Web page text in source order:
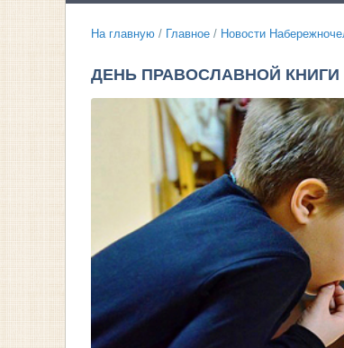
На главную / Главное / Новости
ДЕНЬ ПРАВОСЛАВНОЙ